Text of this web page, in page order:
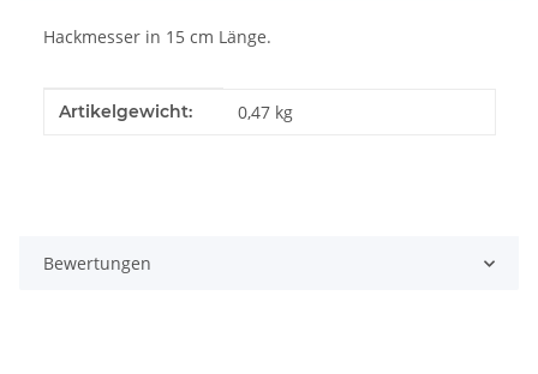
Hackmesser in 15 cm Länge.
Produkteigenschaft
Wert
Artikelgewicht: 0,47 kg
Bewertungen